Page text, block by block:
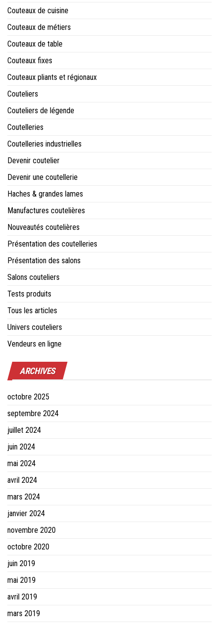
Couteaux de cuisine
Couteaux de métiers
Couteaux de table
Couteaux fixes
Couteaux pliants et régionaux
Couteliers
Couteliers de légende
Coutelleries
Coutelleries industrielles
Devenir coutelier
Devenir une coutellerie
Haches & grandes lames
Manufactures coutelières
Nouveautés coutelières
Présentation des coutelleries
Présentation des salons
Salons couteliers
Tests produits
Tous les articles
Univers couteliers
Vendeurs en ligne
ARCHIVES
octobre 2025
septembre 2024
juillet 2024
juin 2024
mai 2024
avril 2024
mars 2024
janvier 2024
novembre 2020
octobre 2020
juin 2019
mai 2019
avril 2019
mars 2019